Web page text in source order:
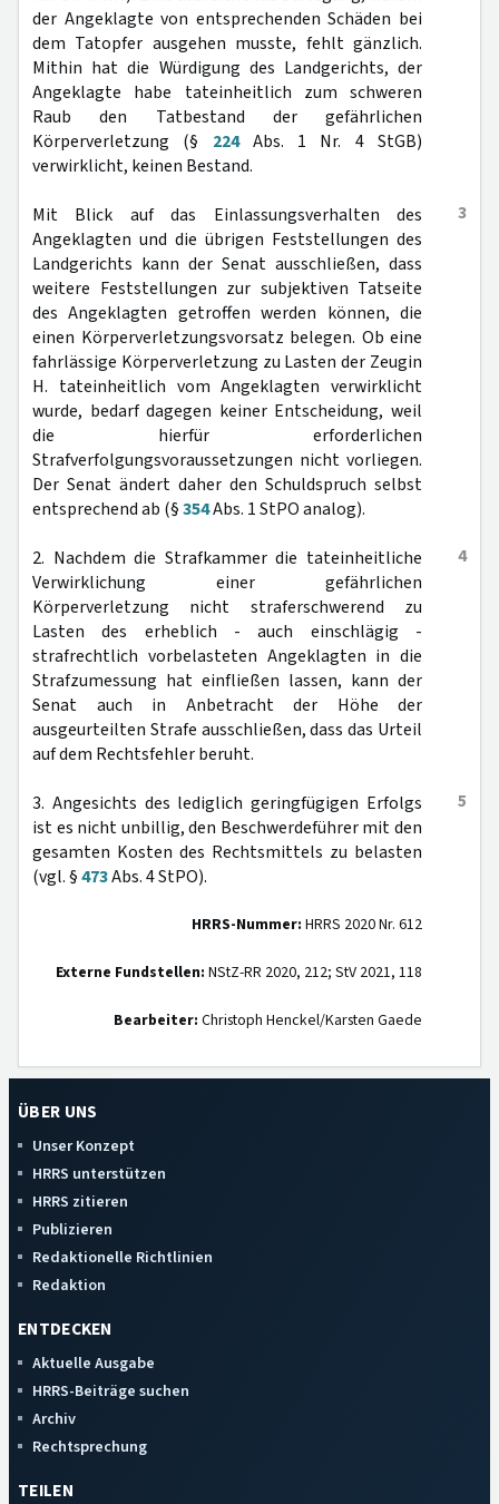
der Angeklagte von entsprechenden Schäden bei
dem Tatopfer ausgehen musste, fehlt gänzlich.
Mithin hat die Würdigung des Landgerichts, der
Angeklagte habe tateinheitlich zum schweren
Raub den Tatbestand der gefährlichen
Körperverletzung (§ 224Abs. 1 Nr. 4 StGB)
verwirklicht, keinen Bestand.
3
Mit Blick auf das Einlassungsverhalten des
Angeklagten und die übrigen Feststellungen des
Landgerichts kann der Senat ausschließen, dass
weitere Feststellungen zur subjektiven Tatseite
des Angeklagten getroffen werden können, die
einen Körperverletzungsvorsatz belegen. Ob eine
fahrlässige Körperverletzung zu Lasten der Zeugin
H. tateinheitlich vom Angeklagten verwirklicht
wurde, bedarf dagegen keiner Entscheidung, weil
die hierfür erforderlichen
Strafverfolgungsvoraussetzungen nicht vorliegen.
Der Senat ändert daher den Schuldspruch selbst
entsprechend ab (§354Abs. 1 StPO analog).
4
2. Nachdem die Strafkammer die tateinheitliche
Verwirklichung einer gefährlichen
Körperverletzung nicht straferschwerend zu
Lasten des erheblich - auch einschlägig -
strafrechtlich vorbelasteten Angeklagten in die
Strafzumessung hat einfließen lassen, kann der
Senat auch in Anbetracht der Höhe der
ausgeurteilten Strafe ausschließen, dass das Urteil
auf dem Rechtsfehler beruht.
5
3. Angesichts des lediglich geringfügigen Erfolgs
ist es nicht unbillig, den Beschwerdeführer mit den
gesamten Kosten des Rechtsmittels zu belasten
(vgl. §473Abs. 4 StPO).
HRRS-Nummer: HRRS 2020 Nr. 612
Externe Fundstellen: NStZ-RR 2020, 212; StV 2021, 118
Bearbeiter: Christoph Henckel/Karsten Gaede
ÜBER UNS
Unser Konzept
HRRS unterstützen
HRRS zitieren
Publizieren
Redaktionelle Richtlinien
Redaktion
ENTDECKEN
Aktuelle Ausgabe
HRRS-Beiträge suchen
Archiv
Rechtsprechung
TEILEN